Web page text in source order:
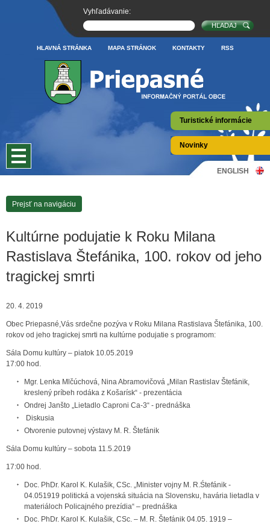
Turistické informácie
Novinky
HLAVNÁ STRÁNKA MAPA STRÁNOK KONTAKTY RSS
Vyhľadávanie:
ENGLISH
Prejsť na navigáciu
Kultúrne podujatie k Roku Milana
Rastislava Štefánika, 100. rokov od jeho
tragickej smrti
20. 4. 2019
Obec Priepasné,Vás srdečne pozýva v Roku Milana Rastislava Štefánika, 100.
rokov od jeho tragickej smrti na kultúrne podujatie s programom:
Sála Domu kultúry – piatok 10.05.2019
17:00 hod.
Mgr. Lenka Mlčúchová, Nina Abramovičová „Milan Rastislav Štefánik,
kreslený príbeh rodáka z Košarísk“ - prezentácia
Ondrej Janšto „Lietadlo Caproni Ca-3“ - prednáška
Diskusia
Otvorenie putovnej výstavy M. R. Štefánik
Sála Domu kultúry – sobota 11.5.2019
17:00 hod.
Doc. PhDr. Karol K. Kulašik, CSc. „Minister vojny M. R.Śtefánik -
04.051919 politická a vojenská situácia na Slovensku, havária lietadla v
materiáloch Policajného prezídia“ – prednáška
Doc. PhDr. Karol K. Kulašik, CSc. – M. R. Štefánik 04.05. 1919 –